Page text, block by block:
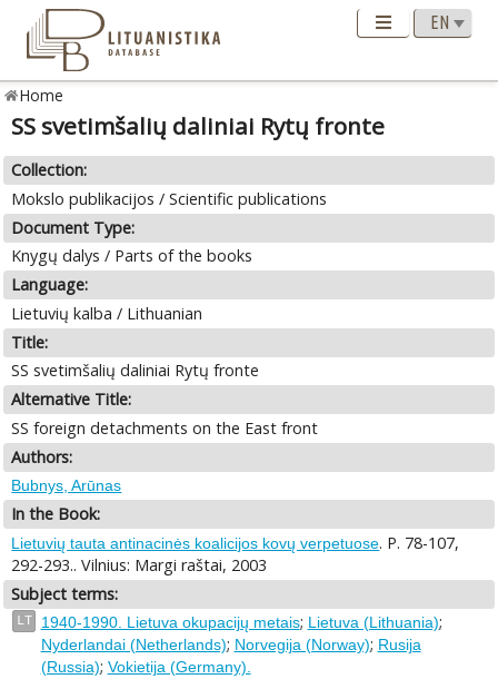
Home
SS svetimšalių daliniai Rytų fronte
Collection:
Mokslo publikacijos / Scientific publications
Document Type:
Knygų dalys / Parts of the books
Language:
Lietuvių kalba / Lithuanian
Title:
SS svetimšalių daliniai Rytų fronte
Alternative Title:
SS foreign detachments on the East front
Authors:
Bubnys, Arūnas
In the Book:
Lietuvių tauta antinacinės koalicijos kovų verpetuose. P. 78-107,
292-293.. Vilnius: Margi raštai, 2003
Subject terms:
LT 1940-1990. Lietuva okupacijų metais; Lietuva (Lithuania);
Nyderlandai (Netherlands); Norvegija (Norway); Rusija
(Russia); Vokietija (Germany).